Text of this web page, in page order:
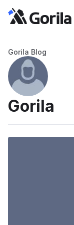
Gorila Blog
Gorila